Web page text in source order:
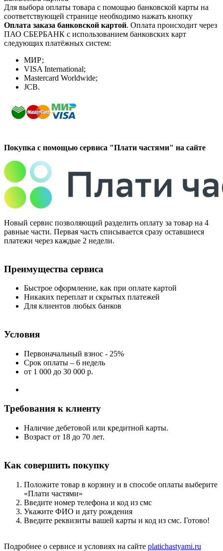
Для выбора оплаты товара с помощью банковской карты на
соответствующей странице необходимо нажать кнопку
Оплата заказа банковской картой. Оплата происходит через
ПАО СБЕРБАНК с использованием банковских карт
следующих платёжных систем:
МИР;
VISA International;
Mastercard Worldwide;
JCB.
Покупка с помощью сервиса "Плати частями" на сайте
Новый сервис позволяющий разделить оплату за товар на 4
равные части. Первая часть списывается сразу оставшиеся
платежи через каждые 2 недели.
Преимущества сервиса
Быстрое оформление, как при оплате картой
Никаких переплат и скрытых платежей
Для клиентов любых банков
Условия
Первоначальный взнос - 25%
Срок оплаты – 6 недель
от 1 000 до 30 000 р.
Требования к клиенту
Наличие дебетовой или кредитной карты.
Возраст от 18 до 70 лет.
Как совершить покупку
Положите товар в корзину и в способе оплаты выберите
«Плати частями»
Введите номер телефона и код из смс
Укажите ФИО и дату рождения
Введите реквизиты вашей карты и код из смс. Готово!
Подробнее о сервисе и условиях на сайте platichastyami.ru